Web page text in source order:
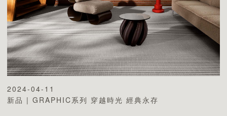
2024-04-11
新品 | GRAPHIC系列 穿越時光 經典永存